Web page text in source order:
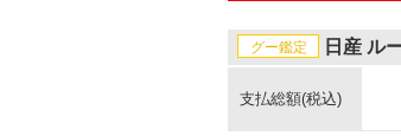
グー鑑定 日産 ル
支払総額(税込)